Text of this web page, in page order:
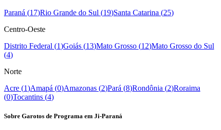
Paraná (17)Rio Grande do Sul (19)Santa Catarina (25)
Centro-Oeste
Distrito Federal (1)Goiás (13)Mato Grosso (12)Mato Grosso do Sul
(4)
Norte
Acre (1)Amapá (0)Amazonas (2)Pará (8)Rondônia (2)Roraima
(0)Tocantins (4)
Sobre Garotos de Programa em Ji-Paraná